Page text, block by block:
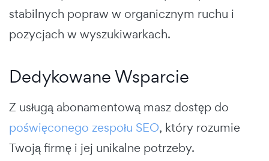
stabilnych popraw w organicznym ruchu i
pozycjach w wyszukiwarkach.
Dedykowane Wsparcie
Z usługą abonamentową masz dostęp do
poświęconego zespołu SEO, który rozumie
Twoją firmę i jej unikalne potrzeby.